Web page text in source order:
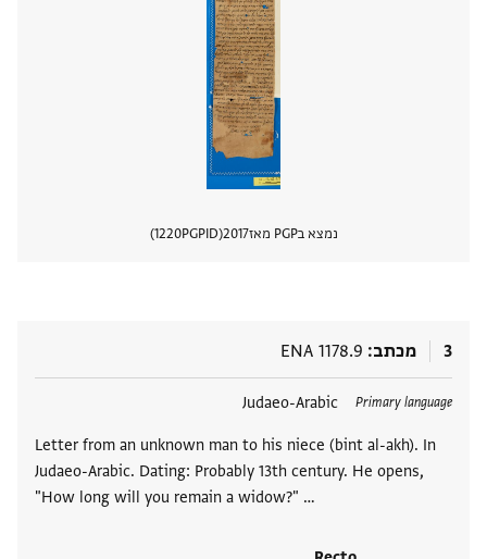
נמצא בPGP מאז 2017
PGPID
1220
3 מכתב ENA 1178.9
Primary language
Judaeo-Arabic
Letter from an unknown man to his niece (bint al-akh). In
Judaeo-Arabic. Dating: Probably 13th century. He opens,
"How long will you remain a widow?" …
תגים